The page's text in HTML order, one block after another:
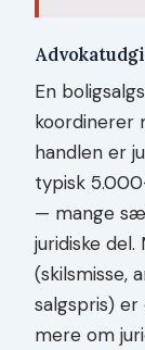
En
koordinerer
handlen er
typisk
— mange
juridiske
(skilsmisse,
salgspris)
mere om